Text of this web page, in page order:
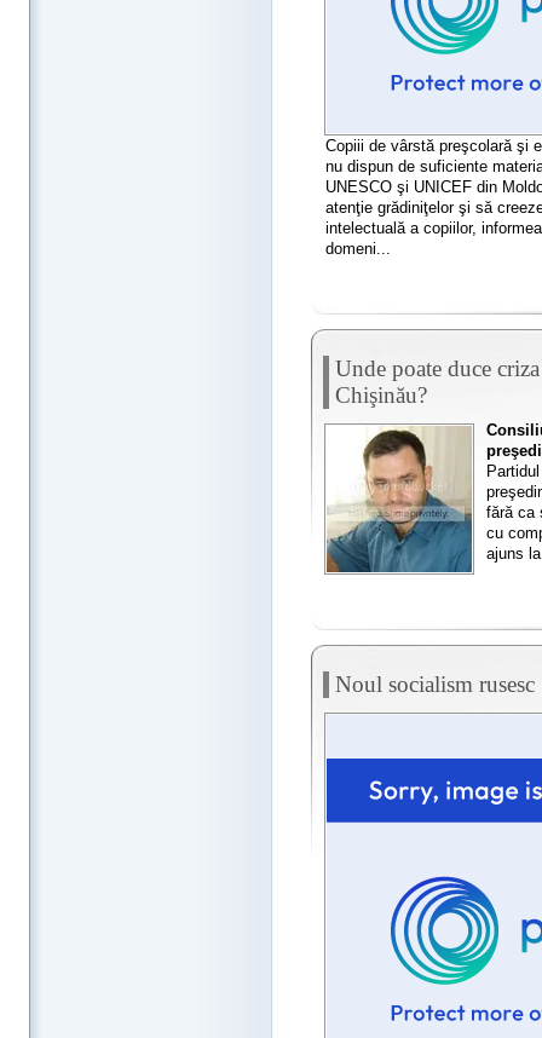
Copiii de vârstă preşcolară şi
nu dispun de suficiente
UNESCO şi UNICEF din
atenţie grădiniţelor şi să
intelectuală a copiilor,
domeni...
Unde poate duce
Chişinău?
fără ca
cu
ajuns
Noul socialism rusesc